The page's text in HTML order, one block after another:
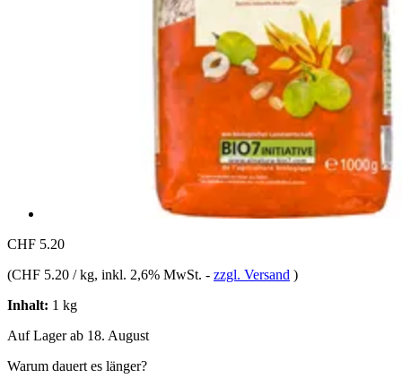
CHF 5.20
(CHF 5.20 / kg, inkl. 2,6% MwSt. - zzgl. Versand )
Inhalt: 1 kg
Auf Lager ab 18. August
Warum dauert es länger?